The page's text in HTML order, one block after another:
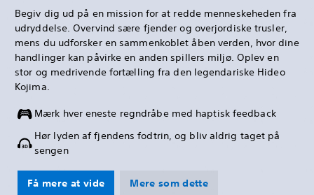
Begiv dig ud på en mission for at redde menneskeheden fra
udryddelse. Overvind sære fjender og overjordiske trusler,
mens du udforsker en sammenkoblet åben verden, hvor dine
handlinger kan påvirke en anden spillers miljø. Oplev en
stor og medrivende fortælling fra den legendariske Hideo
Kojima.
Mærk hver eneste regndråbe med haptisk feedback
Hør lyden af fjendens fodtrin, og bliv aldrig taget på
sengen
Få mere at vide Mere som dette